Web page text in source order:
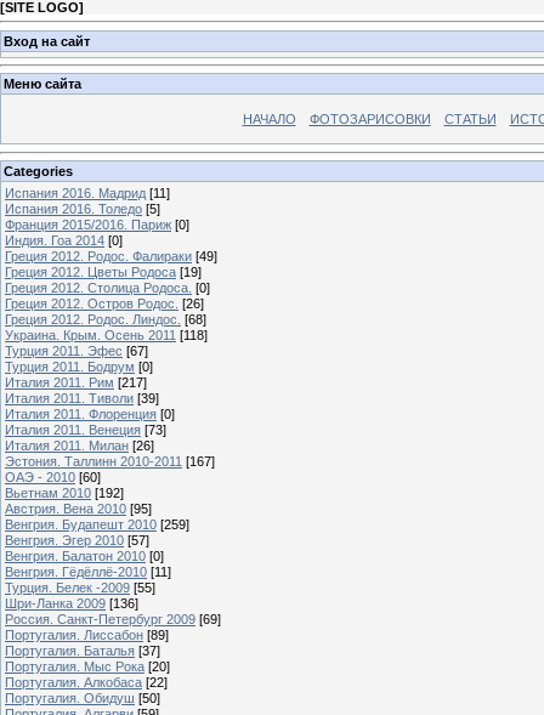
[SITE LOGO]
Вход на сайт
Меню сайта
НАЧАЛО ФОТОЗАРИСОВКИ СТАТЬИ
Categories
Испания 2016. Мадрид [11]
Испания 2016. Толедо [5]
Франция 2015/2016. Париж [0]
Индия. Гоа 2014 [0]
Греция 2012. Родос. Фалираки [49]
Греция 2012. Цветы Родоса [19]
Греция 2012. Столица Родоса. [0]
Греция 2012. Остров Родос. [26]
Греция 2012. Родос. Линдос. [68]
Украина. Крым. Осень 2011 [118]
Турция 2011. Эфес [67]
Турция 2011. Бодрум [0]
Италия 2011. Рим [217]
Италия 2011. Тиволи [39]
Италия 2011. Флоренция [0]
Италия 2011. Венеция [73]
Италия 2011. Милан [26]
Эстония. Таллинн 2010-2011 [167]
ОАЭ - 2010 [60]
Вьетнам 2010 [192]
Австрия. Вена 2010 [95]
Венгрия. Будапешт 2010 [259]
Венгрия. Эгер 2010 [57]
Венгрия. Балатон 2010 [0]
Венгрия. Гёдёллё-2010 [11]
Турция. Белек -2009 [55]
Шри-Ланка 2009 [136]
Россия. Санкт-Петербург 2009 [69]
Португалия. Лиссабон [89]
Португалия. Баталья [37]
Португалия. Мыс Рока [20]
Португалия. Алкобаса [22]
Португалия. Обидуш [50]